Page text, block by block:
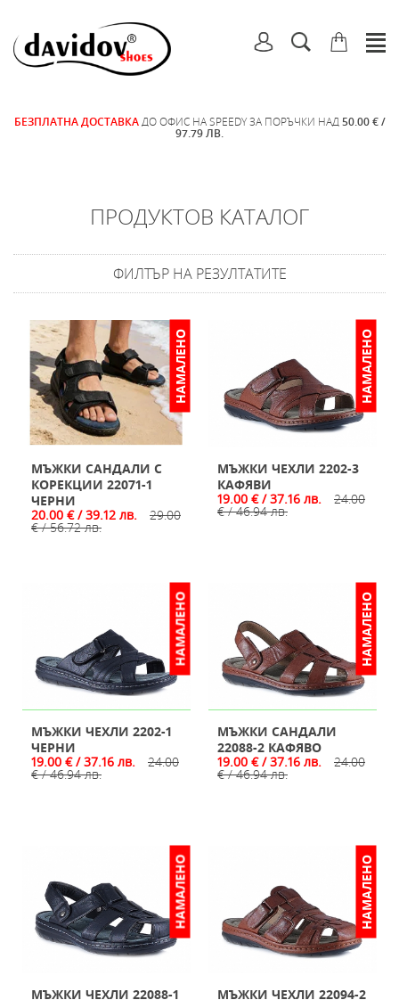
БЕЗПЛАТНА ДОСТАВКА ДО ОФИС НА SPEEDY ЗА ПОРЪЧКИ НАД 50.00 € /
97.79 ЛВ.
ПРОДУКТОВ КАТАЛОГ
ФИЛТЪР НА РЕЗУЛТАТИТЕ
НАМАЛЕНО
МЪЖКИ САНДАЛИ С
КОРЕКЦИИ 22071-1
ЧЕРНИ
20.00 € / 39.12 лв.
29.00
€ / 56.72 лв.
НАМАЛЕНО
МЪЖКИ ЧЕХЛИ 2202-3
КАФЯВИ
19.00 € / 37.16 лв.
24.00
€ / 46.94 лв.
НАМАЛЕНО
МЪЖКИ ЧЕХЛИ 2202-1
ЧЕРНИ
19.00 € / 37.16 лв.
24.00
€ / 46.94 лв.
НАМАЛЕНО
МЪЖКИ САНДАЛИ
22088-2 КАФЯВО
19.00 € / 37.16 лв.
24.00
€ / 46.94 лв.
НАМАЛЕНО
МЪЖКИ ЧЕХЛИ 22088-1
НАМАЛЕНО
МЪЖКИ ЧЕХЛИ 22094-2